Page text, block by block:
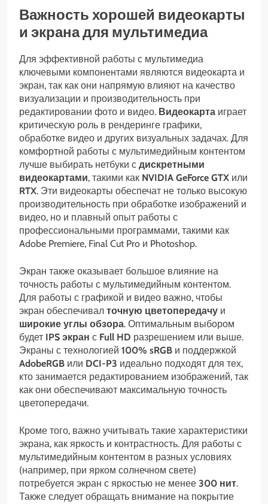
Важность хорошей видеокарты
и экрана для мультимедиа
Для эффективной работы с мультимедиа
ключевыми компонентами являются видеокарта и
экран, так как они напрямую влияют на качество
визуализации и производительность при
редактировании фото и видео. Видеокарта играет
критическую роль в рендеринге графики,
обработке видео и других визуальных задачах. Для
комфортной работы с мультимедийным контентом
лучше выбирать нетбуки с дискретными
видеокартами, такими как NVIDIA GeForce GTX или
RTX. Эти видеокарты обеспечат не только высокую
производительность при обработке изображений и
видео, но и плавный опыт работы с
профессиональными программами, такими как
Adobe Premiere, Final Cut Pro и Photoshop.
Экран также оказывает большое влияние на
точность работы с мультимедийным контентом.
Для работы с графикой и видео важно, чтобы
экран обеспечивал точную цветопередачу и
широкие углы обзора. Оптимальным выбором
будет IPS экран с Full HD разрешением или выше.
Экраны с технологией 100% sRGB и поддержкой
AdobeRGB или DCI-P3 идеально подходят для тех,
кто занимается редактированием изображений, так
как они обеспечивают максимальную точность
цветопередачи.
Кроме того, важно учитывать такие характеристики
экрана, как яркость и контрастность. Для работы с
мультимедийным контентом в разных условиях
(например, при ярком солнечном свете)
потребуется экран с яркостью не менее 300 нит.
Также следует обращать внимание на покрытие